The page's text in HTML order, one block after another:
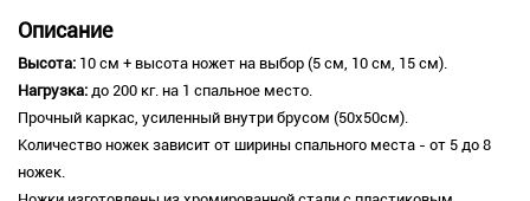
Описание
Высота: 10 см + высота ножет на выбор (5 см, 10 см, 15 см).
Нагрузка: до 200 кг. на 1 спальное место.
Прочный каркас, усиленный внутри брусом (50х50см).
Количество ножек зависит от ширины спального места - от 5 до 8
ножек.